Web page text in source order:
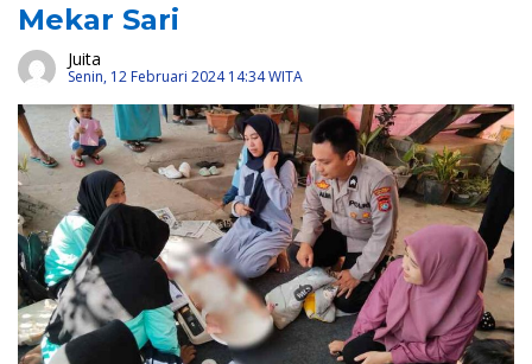
Mekar Sari
Juita
Senin, 12 Februari 2024 14:34 WITA